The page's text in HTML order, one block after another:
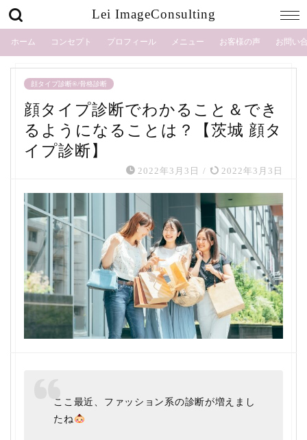
Lei ImageConsulting
ホーム コンセプト プロフィール メニュー お客様の声 お問い
顔タイプ診断®/骨格診断
顔タイプ診断でわかること＆でき
るようになることは？【茨城 顔タ
イプ診断】
2022年3月3日 / 2022年3月3日
ここ最近、ファッション系の診断が増えまし
たね